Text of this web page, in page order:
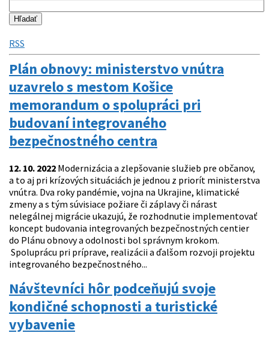
RSS
Plán obnovy: ministerstvo vnútra
uzavrelo s mestom Košice
memorandum o spolupráci pri
budovaní integrovaného
bezpečnostného centra
12. 10. 2022 Modernizácia a zlepšovanie služieb pre občanov,
a to aj pri krízových situáciách je jednou z priorít ministerstva
vnútra. Dva roky pandémie, vojna na Ukrajine, klimatické
zmeny a s tým súvisiace požiare či záplavy či nárast
nelegálnej migrácie ukazujú, že rozhodnutie implementovať
koncept budovania integrovaných bezpečnostných centier
do Plánu obnovy a odolnosti bol správnym krokom.
Spoluprácu pri príprave, realizácii a ďalšom rozvoji projektu
integrovaného bezpečnostného...
Návštevníci hôr podceňujú svoje
kondičné schopnosti a turistické
vybavenie